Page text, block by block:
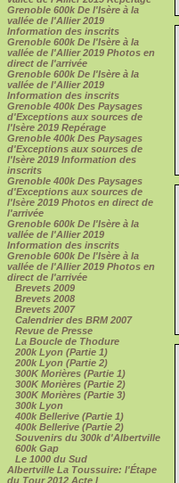
Grenoble 600k De l'Isère à la
vallée de l'Allier 2019
Information des inscrits
Grenoble 600k De l'Isère à la
vallée de l'Allier 2019 Photos en
direct de l'arrivée
Grenoble 600k De l'Isère à la
vallée de l'Allier 2019
Information des inscrits
Grenoble 400k Des Paysages
d'Exceptions aux sources de
l'Isère 2019 Repérage
Grenoble 400k Des Paysages
d'Exceptions aux sources de
l'Isère 2019 Information des
inscrits
Grenoble 400k Des Paysages
d'Exceptions aux sources de
l'Isère 2019 Photos en direct de
l'arrivée
Grenoble 600k De l'Isère à la
vallée de l'Allier 2019
Information des inscrits
Grenoble 600k De l'Isère à la
vallée de l'Allier 2019 Photos en
direct de l'arrivée
Brevets 2009
Brevets 2008
Brevets 2007
Calendrier des BRM 2007
Revue de Presse
La Boucle de Thodure
200k Lyon (Partie 1)
200k Lyon (Partie 2)
300K Morières (Partie 1)
300K Morières (Partie 2)
300K Morières (Partie 3)
300k Lyon
400k Bellerive (Partie 1)
400k Bellerive (Partie 2)
Souvenirs du 300k d'Albertville
600k Gap
Le 1000 du Sud
Albertville La Toussuire: l'Étape
du Tour 2012 Acte I